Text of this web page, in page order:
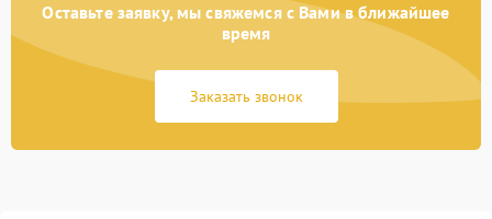
Оставьте заявку, мы свяжемся с Вами в ближайшее
время
Заказать звонок